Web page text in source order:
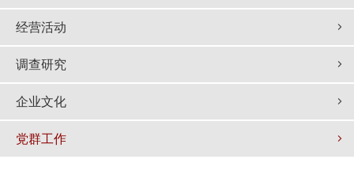
经营活动
调查研究
企业文化
党群工作